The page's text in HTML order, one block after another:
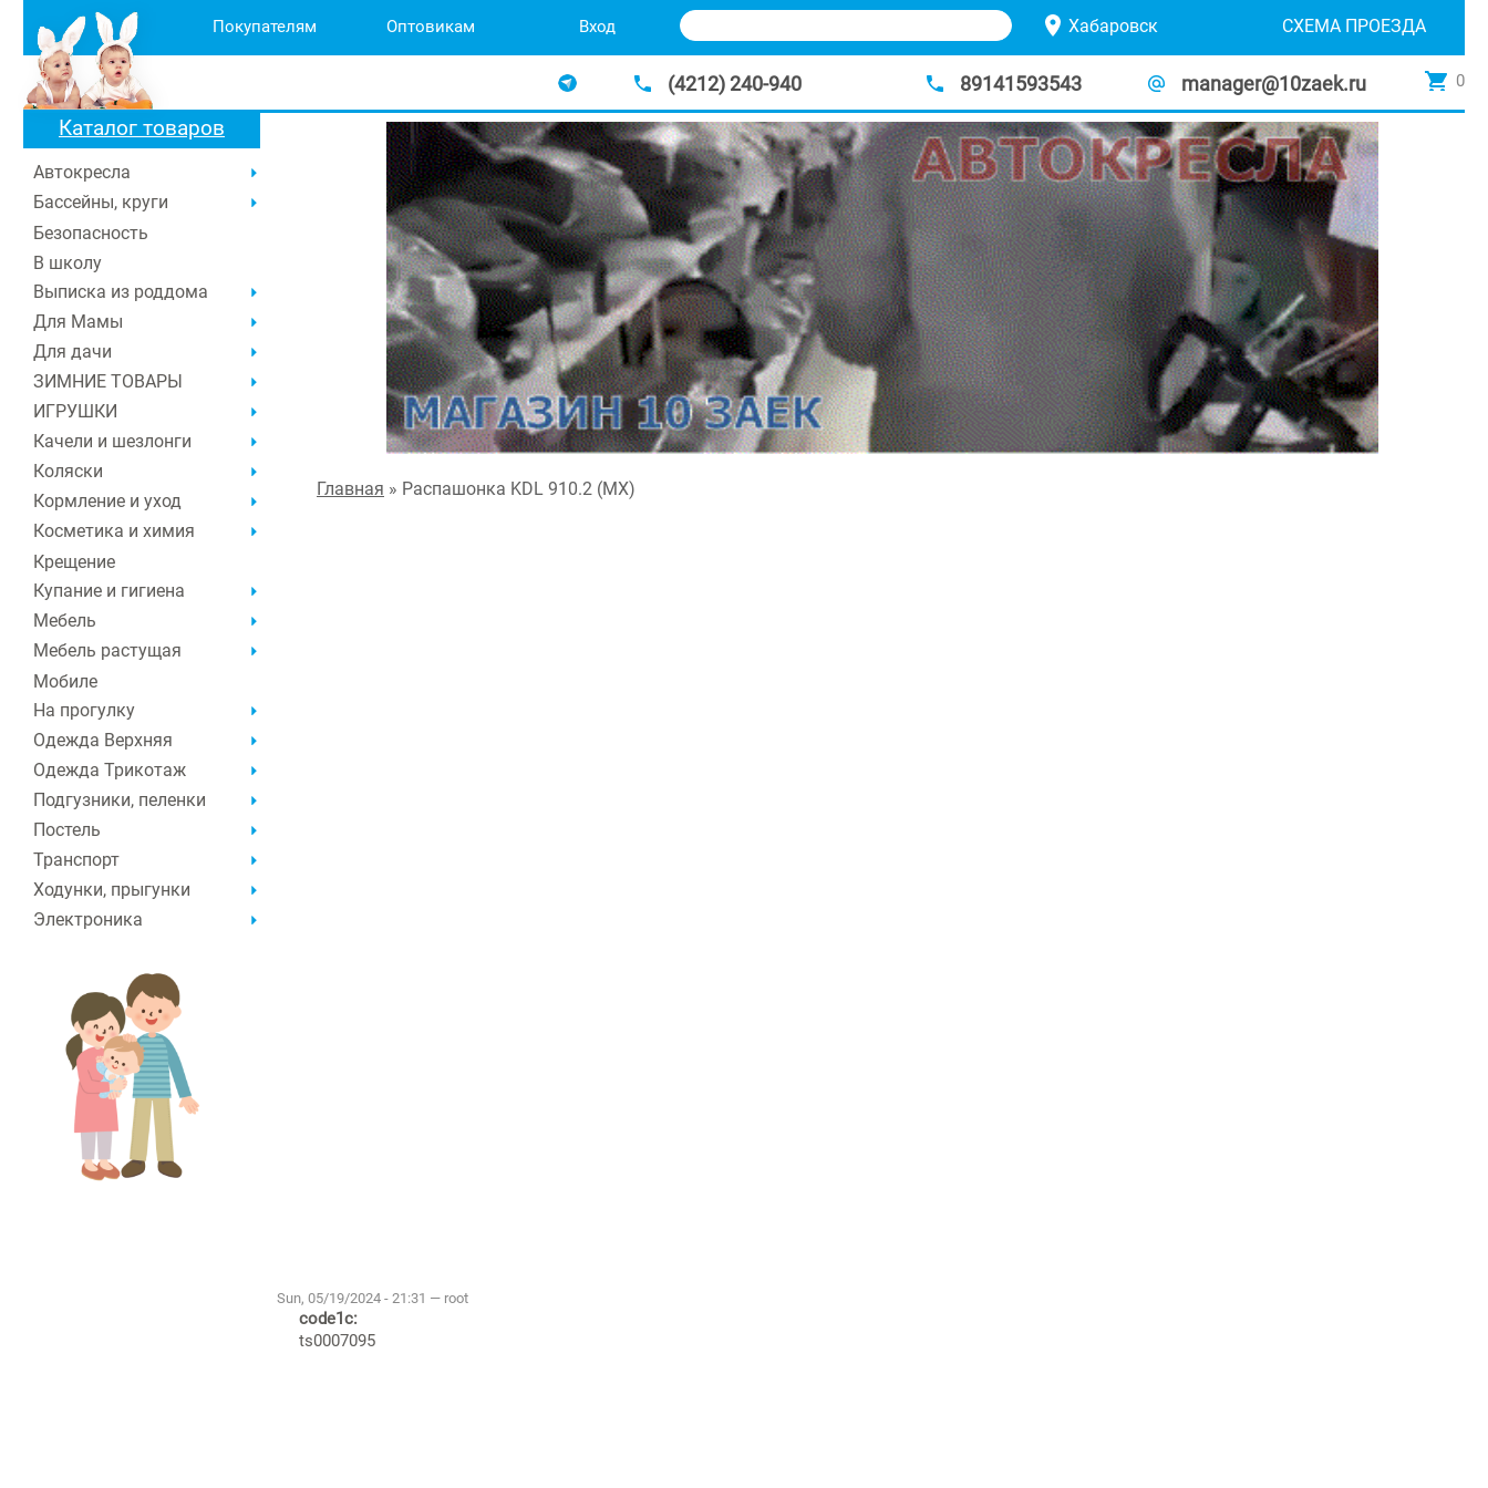
Покупателям Оптовикам Вход Хабаровск СХЕМА ПРОЕЗДА
(4212) 240-940 89141593543 manager@10zaek.ru 0
Главная » Распашонка KDL 910.2 (МХ)
Sun, 05/19/2024 - 21:31 — root
code1c:
ts0007095
Каталог товаров
Автокресла
Бассейны, круги
Безопасность
В школу
Выписка из роддома
Для Мамы
Для дачи
ЗИМНИЕ ТОВАРЫ
ИГРУШКИ
Качели и шезлонги
Коляски
Кормление и уход
Косметика и химия
Крещение
Купание и гигиена
Мебель
Мебель растущая
Мобиле
На прогулку
Одежда Верхняя
Одежда Трикотаж
Подгузники, пеленки
Постель
Транспорт
Ходунки, прыгунки
Электроника